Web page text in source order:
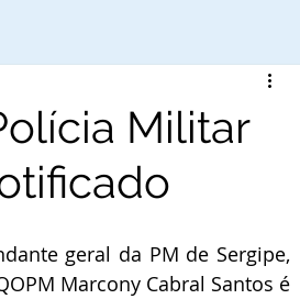
Militar
geral da PM de Sergipe,
Marcony Cabral Santos é